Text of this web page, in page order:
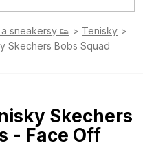
sneakersy 👟
Tenisky
Skechers Bobs Squad
Skechers
- Face Off